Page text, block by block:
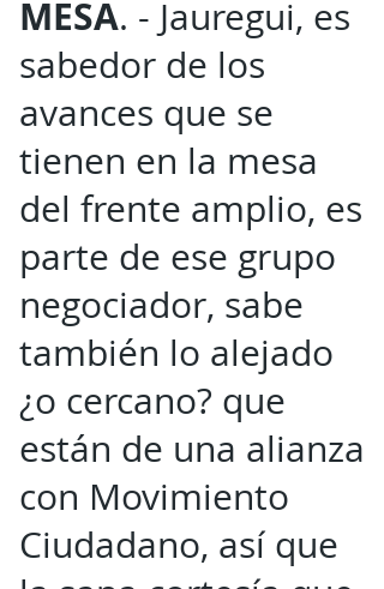
MESA. - Jauregui, es
sabedor de los
avances que se
tienen en la mesa
del frente amplio, es
parte de ese grupo
negociador, sabe
también lo alejado
¿o cercano? que
están de una alianza
con Movimiento
Ciudadano, así que